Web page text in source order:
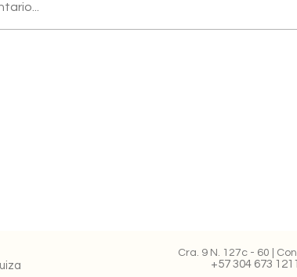
Cra. 9 N. 127c - 60 |
+57 304 673 1211